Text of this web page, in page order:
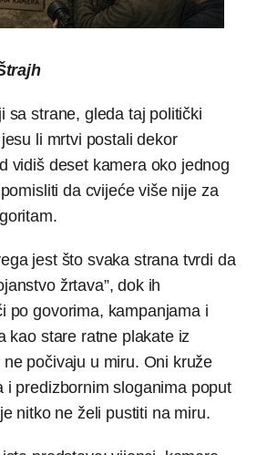
sa strane, gleda taj politički
li mrtvi postali dekor
vidiš deset kamera oko jednog
da cvijeće više nije za
jest što svaka strana tvrdi da
žrtava”, dok ih
po govorima, kampanjama i
kao stare ratne plakate iz
počivaju u miru. Oni kruže
i predizbornim sloganima poput
nitko ne želi pustiti na miru.